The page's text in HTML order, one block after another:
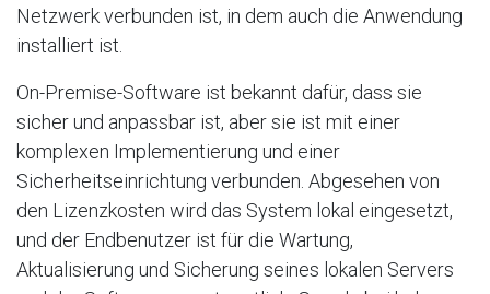
Netzwerk verbunden ist, in dem auch die Anwendung
installiert ist.
On-Premise-Software ist bekannt dafür, dass sie
sicher und anpassbar ist, aber sie ist mit einer
komplexen Implementierung und einer
Sicherheitseinrichtung verbunden. Abgesehen von
den Lizenzkosten wird das System lokal eingesetzt,
und der Endbenutzer ist für die Wartung,
Aktualisierung und Sicherung seines lokalen Servers